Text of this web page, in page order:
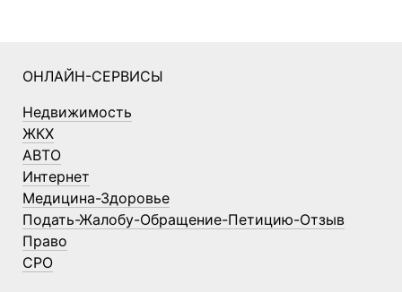
ОНЛАЙН-СЕРВИСЫ
Недвижимость
ЖКХ
АВТО
Интернет
Медицина-Здоровье
Подать-Жалобу-Обращение-Петицию-Отзыв
Право
СРО